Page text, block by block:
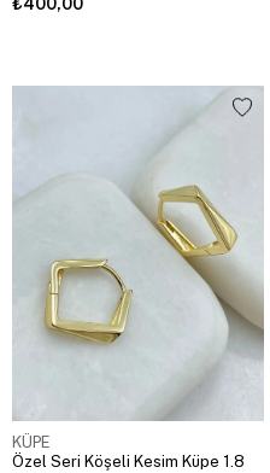
KÜPE
Özel Seri Köşeli Kesim Küpe 1.8